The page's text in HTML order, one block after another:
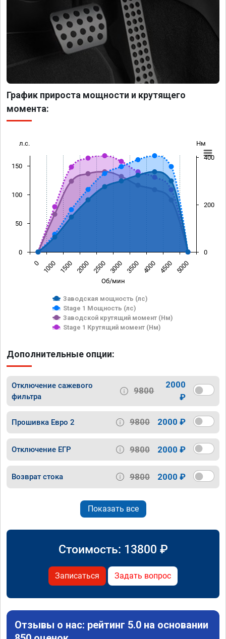
График прироста мощности и крутящего
момента:
Об/мин
л.с. Нм
Заводская мощность (лс)
Stage 1 Мощность (лс)
Заводской крутящий момент (Нм)
Stage 1 Крутящий момент (Нм)
0 1000 1500 2000 2500 3000 3500 4000 4500 5000
0
50
100
150
0
200
400
Дополнительные опции:
Отключение сажевого
фильтра
9800
2000
₽
Прошивка Евро 2 9800 2000 ₽
Отключение ЕГР 9800 2000 ₽
Возврат стока 9800 2000 ₽
Показать все
Стоимость: 13800 ₽
Записаться Задать вопрос
Отзывы о нас: рейтинг 5.0 на основании